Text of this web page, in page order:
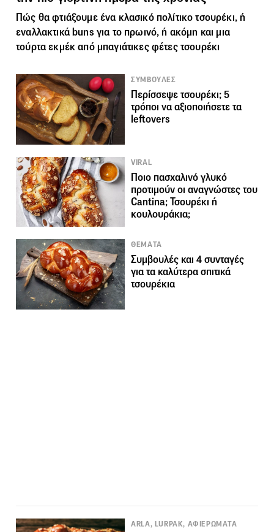
Πώς θα φτιάξουμε ένα κλασικό πολίτικο τσουρέκι, ή
εναλλακτικά buns για το πρωινό, ή ακόμη και μια
τούρτα εκμέκ από μπαγιάτικες φέτες τσουρέκι
ΣΥΜΒΟΥΛΕΣ
Περίσσεψε τσουρέκι; 5
τρόποι να αξιοποιήσετε τα
leftovers
VIRAL
Ποιο πασχαλινό γλυκό
προτιμούν οι αναγνώστες του
Cantina; Τσουρέκι ή
κουλουράκια;
ΘΕΜΑΤΑ
Συμβουλές και 4 συνταγές
για τα καλύτερα σπιτικά
τσουρέκια
ARLA, LURPAK, ΑΦΙΕΡΩΜΑΤΑ